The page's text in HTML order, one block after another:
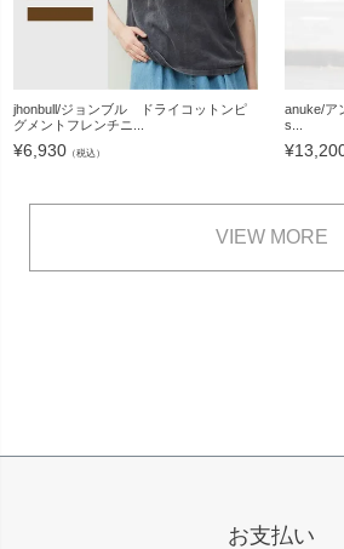
jhonbull/ジョンブル ドライコットンピ
グメントフレンチニ...
¥6,930 （税込）
anuke/ア
s...
¥
VIEW MORE
お支払い